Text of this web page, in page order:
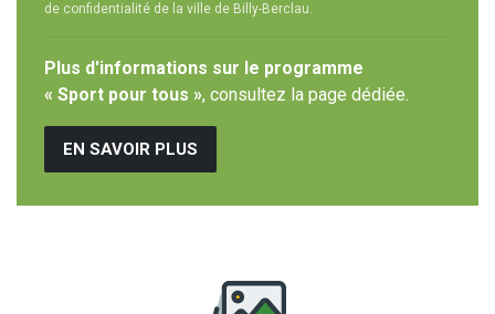
de confidentialité de la ville de Billy-Berclau.
Plus d'informations sur le programme
« Sport pour tous », consultez la page dédiée.
EN SAVOIR PLUS